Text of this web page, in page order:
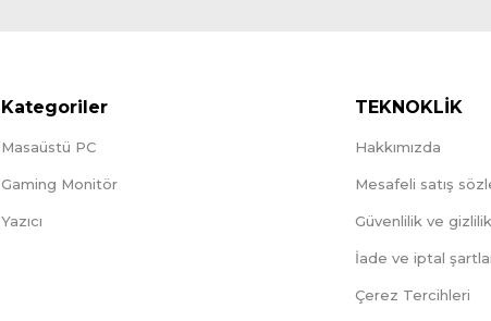
Kategoriler
Masaüstü PC
Gaming Monitör
Yazıcı
TEKNOKLİK
Hakkımızda
Mesafeli satış
Güvenlilik ve gizlilik
İade ve iptal
Çerez Tercihleri